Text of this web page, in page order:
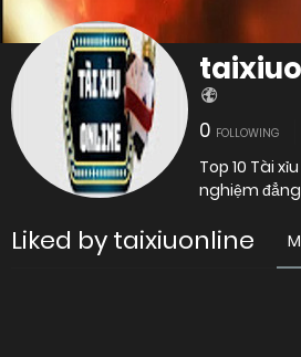
0 FOLLOWING
Top 10 Tài
nghiệm
Liked by taixiuonline